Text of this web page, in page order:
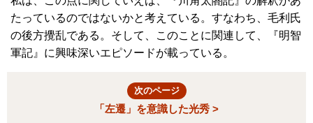
たっているのではないかと考えている。すなわち、毛利氏
の後方攪乱である。そして、このことに関連して、『明智
軍記』に興味深いエピソードが載っている。
次のページ
「左遷」を意識した光秀 >